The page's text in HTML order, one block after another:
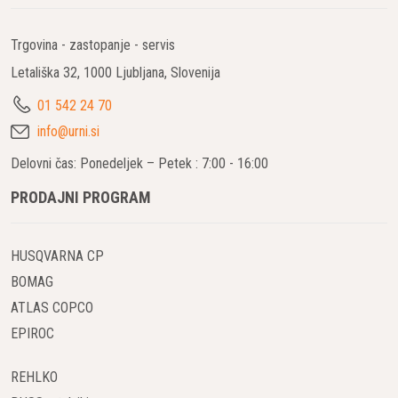
Trgovina - zastopanje - servis
Letališka 32, 1000 Ljubljana, Slovenija
01 542 24 70
info@urni.si
Delovni čas: Ponedeljek – Petek : 7:00 - 16:00
PRODAJNI PROGRAM
HUSQVARNA CP
BOMAG
ATLAS COPCO
EPIROC
REHLKO